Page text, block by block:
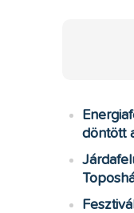
döntött